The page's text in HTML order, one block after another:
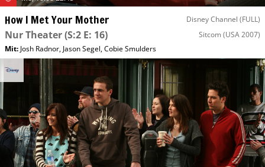
How I Met Your Mother Disney Channel (FULL)
Nur Theater(S:2 E: 16) Sitcom (USA 2007)
Mit: Josh Radnor, Jason Segel,Cobie Smulders